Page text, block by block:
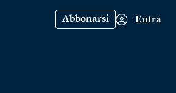
Abbonarsi Entra